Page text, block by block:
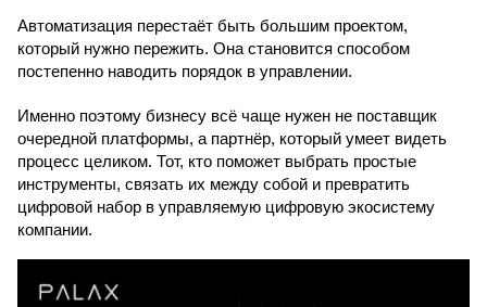
Автоматизация перестаёт быть большим проектом,
который нужно пережить. Она становится способом
постепенно наводить порядок в управлении.
Именно поэтому бизнесу всё чаще нужен не поставщик
очередной платформы, а партнёр, который умеет видеть
процесс целиком. Тот, кто поможет выбрать простые
инструменты, связать их между собой и превратить
цифровой набор в управляемую цифровую экосистему
компании.